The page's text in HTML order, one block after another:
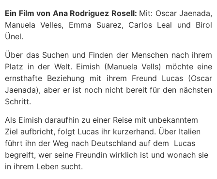
Ein Film von Ana Rodriguez Rosell: Mit: Oscar Jaenada,
Manuela Velles, Emma Suarez, Carlos Leal und Birol
Ünel.
Über das Suchen und Finden der Menschen nach ihrem
Platz in der Welt. Eimish (Manuela Vells) möchte eine
ernsthafte Beziehung mit ihrem Freund Lucas (Oscar
Jaenada), aber er ist noch nicht bereit für den nächsten
Schritt.
Als Eimish daraufhin zu einer Reise mit unbekanntem
Ziel aufbricht, folgt Lucas ihr kurzerhand. Über Italien
führt ihn der Weg nach Deutschland auf dem Lucas
begreift, wer seine Freundin wirklich ist und wonach sie
in ihrem Leben sucht.